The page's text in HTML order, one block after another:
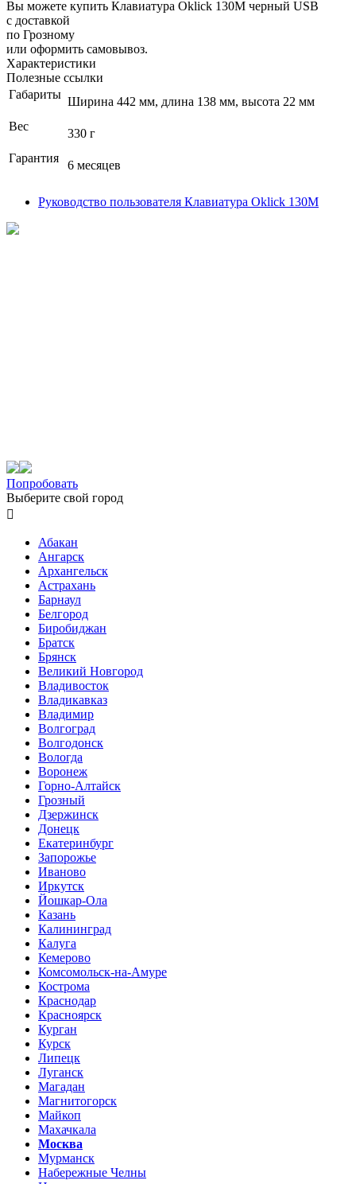
Вы можете купить Клавиатура Oklick 130M черный USB
с доставкой
по Грозному
или оформить самовывоз.
Характеристики
Полезные ссылки
Габариты
Ширина 442 мм, длина 138 мм, высота 22 мм
Вес
330 г
Гарантия
6 месяцев
Руководство пользователя Клавиатура Oklick 130M
Попробовать
Выберите свой город

Абакан
Ангарск
Архангельск
Астрахань
Барнаул
Белгород
Биробиджан
Братск
Брянск
Великий Новгород
Владивосток
Владикавказ
Владимир
Волгоград
Волгодонск
Вологда
Воронеж
Горно-Алтайск
Грозный
Дзержинск
Донецк
Екатеринбург
Запорожье
Иваново
Иркутск
Йошкар-Ола
Казань
Калининград
Калуга
Кемерово
Комсомольск-на-Амуре
Кострома
Краснодар
Красноярск
Курган
Курск
Липецк
Луганск
Магадан
Магнитогорск
Майкоп
Махачкала
Москва
Мурманск
Набережные Челны